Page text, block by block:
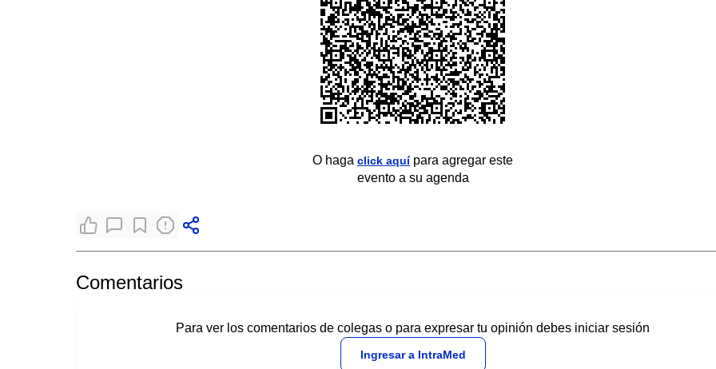
O haga click aquípara agregar este
evento a su agenda
Comentarios
Para ver los comentarios de colegas o para expresar tu opinión debes iniciar sesión
Ingresar a IntraMed